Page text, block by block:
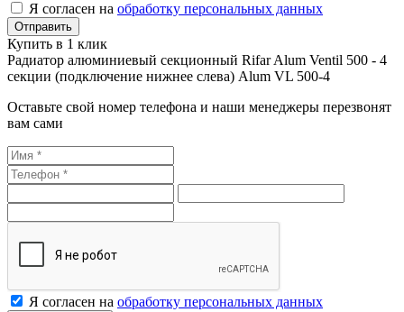
Я согласен на обработку персональных данных
Купить в 1 клик
Радиатор алюминиевый секционный Rifar Alum Ventil 500 - 4
секции (подключение нижнее слева) Alum VL 500-4
Оставьте свой номер телефона и наши менеджеры перезвонят
вам сами
Я согласен на обработку персональных данных